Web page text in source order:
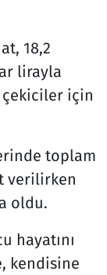
18,2
lirayla
için
toplam
verilirken
oldu.
hayatını
kendisine